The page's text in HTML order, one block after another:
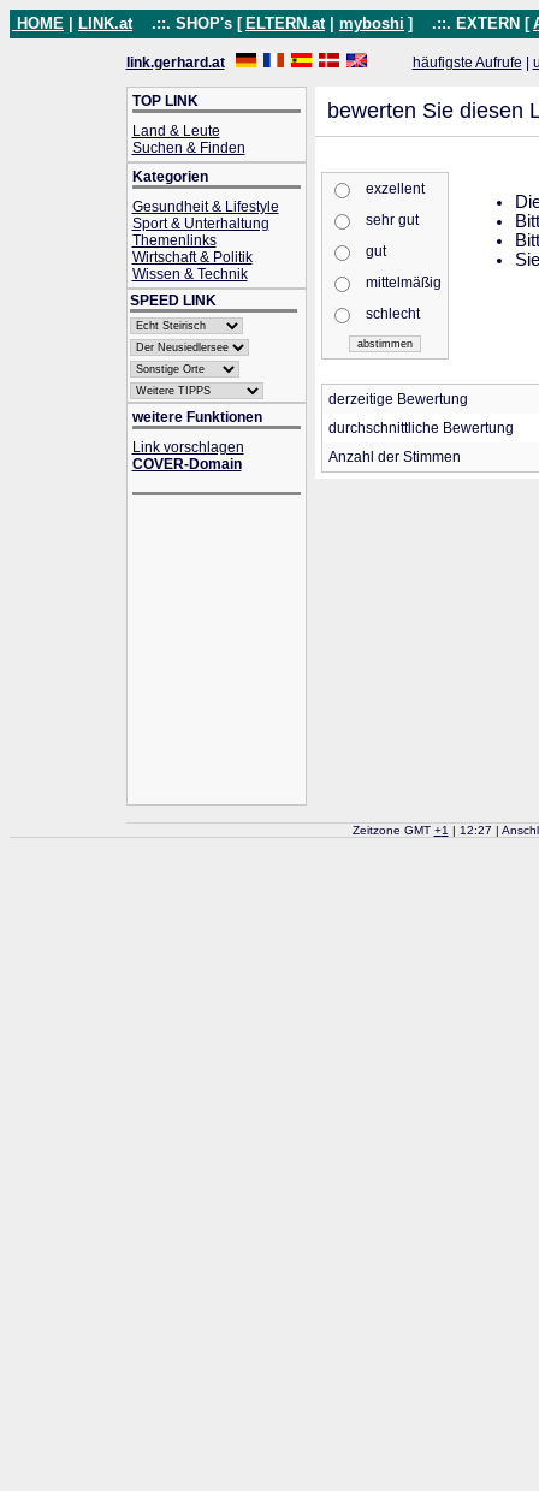
HOME LINK.at .::. SHOP's [ ELTERN.at myboshi ] .::. EXTERN [
link.gerhard.at häufigste Aufrufe
TOP LINK
Land & Leute
Suchen & Finden
Kategorien
Gesundheit & Lifestyle
Sport & Unterhaltung
Themenlinks
Wirtschaft & Politik
Wissen & Technik
SPEED LINK
weitere Funktionen
Link vorschlagen
COVER-Domain
bewerten Sie diesen
exzellent
sehr gut
gut
mittelmäßig
schlecht
derzeitige Bewertung
durchschnittliche Bewertung
Anzahl der Stimmen
Zeitzone GMT +1 | 12:27 |